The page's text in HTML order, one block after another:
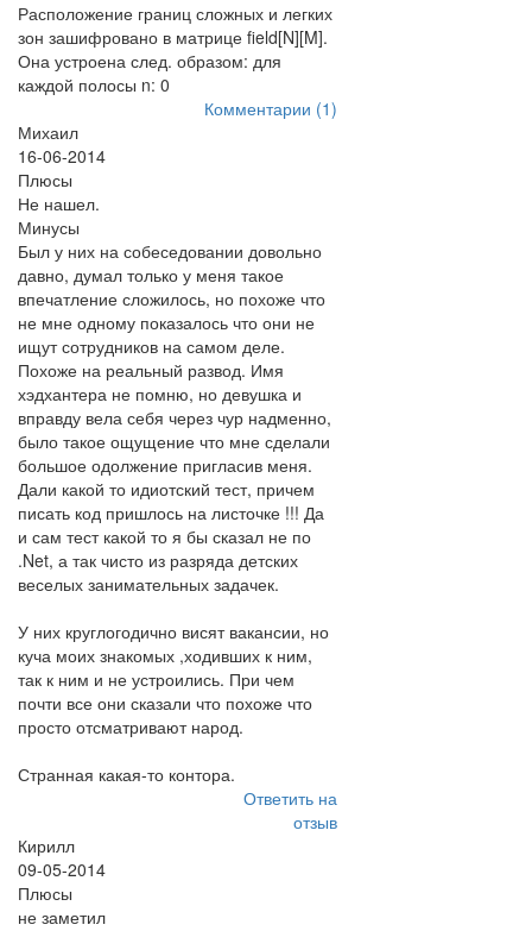
Расположение границ сложных и легких
зон зашифровано в матрице field[N][M].
Она устроена след. образом: для
каждой полосы n: 0
Комментарии (1)
Михаил
16-06-2014
Плюсы
Не нашел.
Минусы
Был у них на собеседовании довольно
давно, думал только у меня такое
впечатление сложилось, но похоже что
не мне одному показалось что они не
ищут сотрудников на самом деле.
Похоже на реальный развод. Имя
хэдхантера не помню, но девушка и
вправду вела себя через чур надменно,
было такое ощущение что мне сделали
большое одолжение пригласив меня.
Дали какой то идиотский тест, причем
писать код пришлось на листочке !!! Да
и сам тест какой то я бы сказал не по
.Net, а так чисто из разряда детских
веселых занимательных задачек.
У них круглогодично висят вакансии, но
куча моих знакомых ,ходивших к ним,
так к ним и не устроились. При чем
почти все они сказали что похоже что
просто отсматривают народ.
Странная какая-то контора.
Ответить на
отзыв
Кирилл
09-05-2014
Плюсы
не заметил